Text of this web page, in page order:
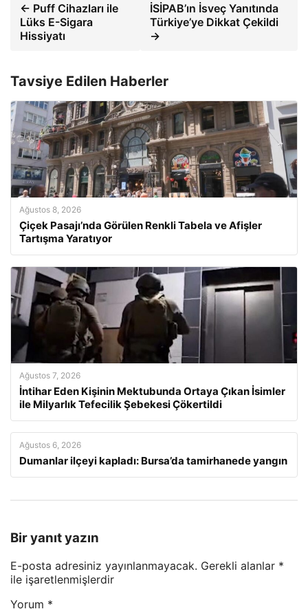
← Puff Cihazları ile
Lüks E-Sigara
Hissiyatı
İSİPAB’ın İsveç Yanıtında
Türkiye’ye Dikkat Çekildi
→
Tavsiye Edilen Haberler
Ağustos 8, 2026
Çiçek Pasajı’nda Görülen Renkli Tabela ve Afişler
Tartışma Yaratıyor
Ağustos 7, 2026
İntihar Eden Kişinin Mektubunda Ortaya Çıkan İsimler
ile Milyarlık Tefecilik Şebekesi Çökertildi
Ağustos 6, 2026
Dumanlar ilçeyi kapladı: Bursa’da tamirhanede yangın
Bir yanıt yazın
E-posta adresiniz yayınlanmayacak. Gerekli alanlar *
ile işaretlenmişlerdir
Yorum *